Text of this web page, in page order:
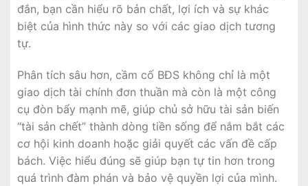
đắn, bạn cần hiểu rõ bản chất, lợi ích và sự khác
biệt của hình thức này so với các giao dịch tương
tự.
Phân tích sâu hơn, cầm cố BĐS không chỉ là một
giao dịch tài chính đơn thuần mà còn là một công
cụ đòn bẩy mạnh mẽ, giúp chủ sở hữu tài sản biến
“tài sản chết” thành dòng tiền sống để nắm bắt các
cơ hội kinh doanh hoặc giải quyết các vấn đề cấp
bách. Việc hiểu đúng sẽ giúp bạn tự tin hơn trong
quá trình đàm phán và bảo vệ quyền lợi của mình.